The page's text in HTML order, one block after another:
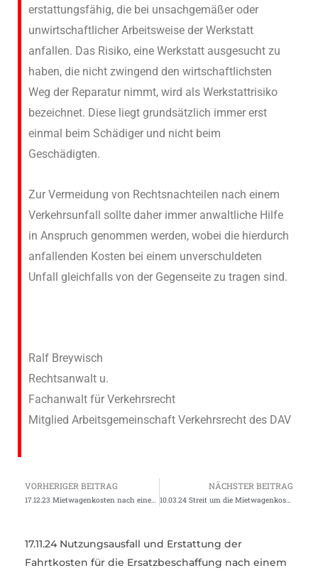
erstattungsfähig, die bei unsachgemäßer oder
unwirtschaftlicher Arbeitsweise der Werkstatt
anfallen. Das Risiko, eine Werkstatt ausgesucht zu
haben, die nicht zwingend den wirtschaftlichsten
Weg der Reparatur nimmt, wird als Werkstattrisiko
bezeichnet. Diese liegt grundsätzlich immer erst
einmal beim Schädiger und nicht beim
Geschädigten.
Zur Vermeidung von Rechtsnachteilen nach einem
Verkehrsunfall sollte daher immer anwaltliche Hilfe
in Anspruch genommen werden, wobei die hierdurch
anfallenden Kosten bei einem unverschuldeten
Unfall gleichfalls von der Gegenseite zu tragen sind.
Ralf Breywisch
Rechtsanwalt u.
Fachanwalt für Verkehrsrecht
Mitglied Arbeitsgemeinschaft Verkehrsrecht des DAV
VORHERIGER BEITRAG NÄCHSTER BEITRAG
10.03.24 Streit um die Mietwagenkosten nach einem Verkehrsunfall
17.11.24 Nutzungsausfall und Erstattung der
Fahrtkosten für die Ersatzbeschaffung nach einem